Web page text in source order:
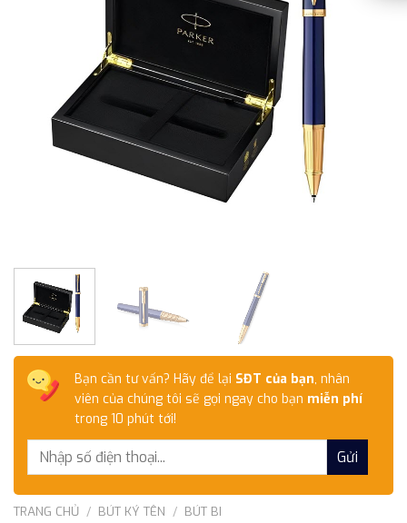
Bạn cần tư vấn? Hãy để lại SĐT của bạn, nhân
viên của chúng tôi sẽ gọi ngay cho bạn miễn phí
trong 10 phút tới!
TRANG CHỦ / BÚT KÝ TÊN / BÚT BI